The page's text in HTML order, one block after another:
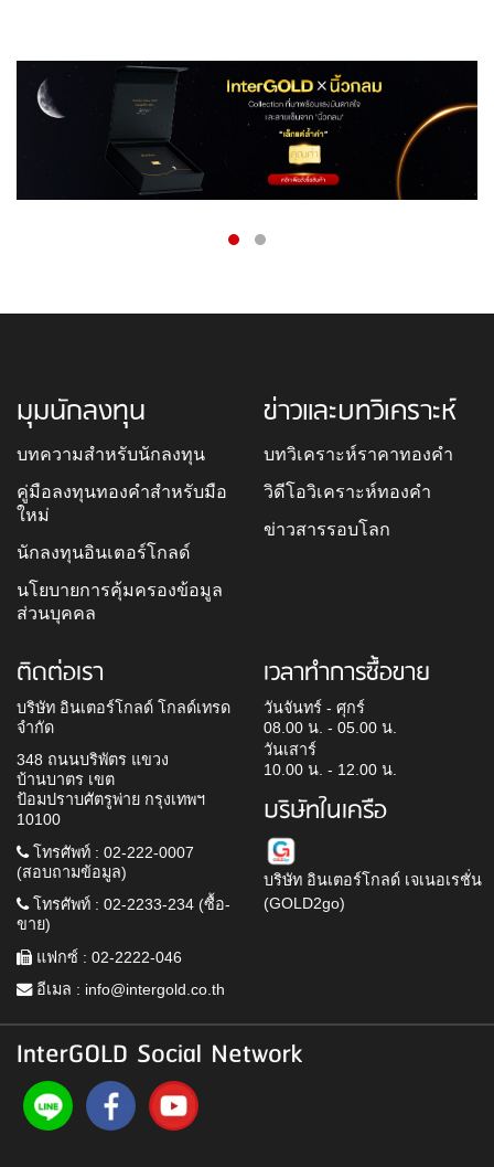
มุมนักลงทุน
บทความสำหรับนักลงทุน
คู่มือลงทุนทองคำสำหรับมือ
ใหม่
นักลงทุนอินเตอร์โกลด์
นโยบายการคุ้มครองข้อมูล
ส่วนบุคคล
ข่าวและบทวิเคราะห์
บทวิเคราะห์ราคาทองคำ
วิดีโอวิเคราะห์ทองคำ
ข่าวสารรอบโลก
ติดต่อเรา
บริษัท อินเตอร์โกลด์ โกลด์เทรด
จำกัด
348 ถนนบริพัตร แขวง
บ้านบาตร เขต
ป้อมปราบศัตรูพ่าย กรุงเทพฯ
10100
โทรศัพท์ : 02-222-0007
(สอบถามข้อมูล)
โทรศัพท์ : 02-2233-234 (ซื้อ-
ขาย)
แฟกซ์ : 02-2222-046
อีเมล : info@intergold.co.th
เวลาทำการซื้อขาย
วันจันทร์ - ศุกร์
08.00 น. - 05.00 น.
วันเสาร์
10.00 น. - 12.00 น.
บริษัทในเครือ
บริษัท อินเตอร์โกลด์ เจเนอเรชั่น
(GOLD2go)
InterGOLD Social Network